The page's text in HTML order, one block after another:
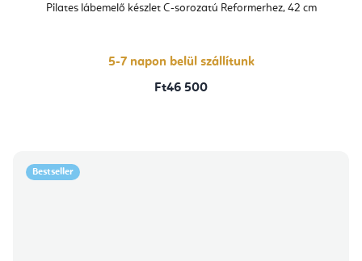
Pilates lábemelő készlet C-sorozatú Reformerhez, 42 cm
5-7 napon belül szállítunk
Ft46 500
Bestseller